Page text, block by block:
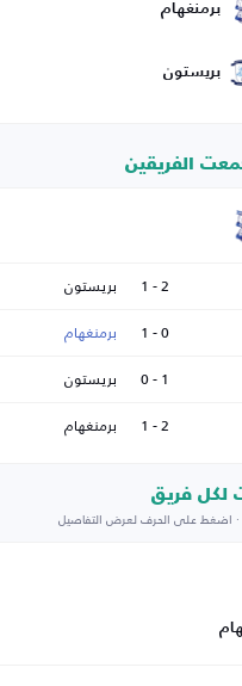
برمنغهام
بريستون
الفريقين
2 - 1 بريستون
0 - 1 برمنغهام
1 - 0 بريستون
2 - 1 برمنغهام
· اضغط على الحرف لعرض التفاصيل